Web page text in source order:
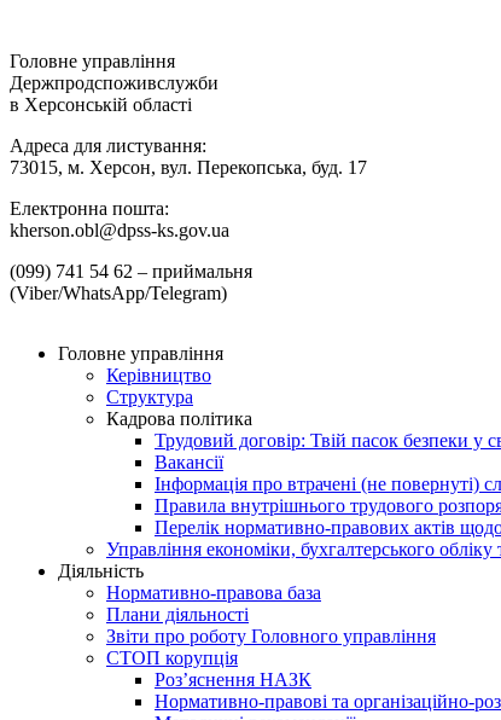
Головне управління
Держпродспоживслужби
в Херсонській області
Адреса для листування:
73015, м. Херсон, вул. Перекопська, буд. 17
Електронна пошта:
kherson.obl@dpss-ks.gov.ua
(099) 741 54 62 – приймальня
(Viber/WhatsApp/Telegram)
Головне управління
Керівництво
Структура
Кадрова політика
Трудовий договір: Твій пасок безпеки у
Вакансії
Інформація про втрачені (не повернуті)
Правила внутрішнього трудового
Перелік нормативно-правових актів щодо
Управління економіки, бухгалтерського обліку
Діяльність
Нормативно-правова база
Плани діяльності
Звіти про роботу Головного управління
СТОП корупція
Роз’яснення НАЗК
Нормативно-правові та організаційно-